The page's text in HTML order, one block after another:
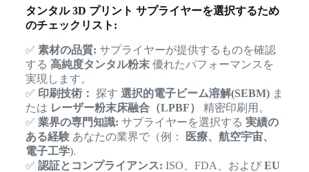
タンタル 3D プリント サプライヤーを選択するため
のチェックリスト:
✅ 素材の品質: サプライヤーが提供するものを確認
する 高純度タンタル粉末優れたパフォーマンスを
実現します。
✅ 印刷技術： 探す 選択的電子ビーム溶解(SEBM)ま
たは レーザー粉末床融合（LPBF）
精密印刷用。
✅ 業界の専門知識: サプライヤーを選択する 実績の
ある経験あなたの業界で（例：
医療、航空宇宙、
電子工学).
✅ 認証とコンプライアンス: ISO、FDA、および EU